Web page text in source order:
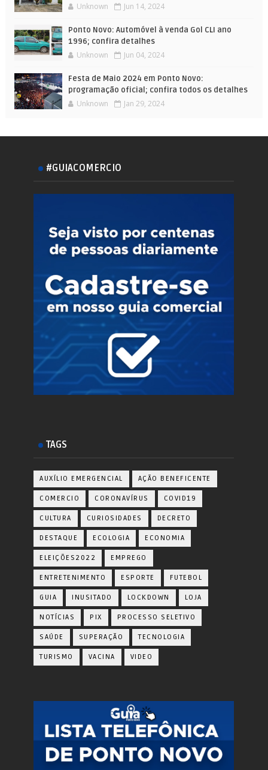
Unknown Jun 14, 2024
Ponto Novo: Automóvel à venda Gol CLI ano
1996; confira detalhes
Unknown Jun 04, 2024
Festa de Maio 2024 em Ponto Novo:
programação oficial; confira todos os detalhes
Unknown Jan 29, 2024
#GUIACOMERCIO
TAGS
AUXÍLIO EMERGENCIAL AÇÃO BENEFICENTE
COMERCIO CORONAVÍRUS COVID19
CULTURA CURIOSIDADES DECRETO
DESTAQUE ECOLOGIA ECONOMIA
ELEIÇÕES2022 EMPREGO
ENTRETENIMENTO ESPORTE FUTEBOL
GUIA INUSITADO LOCKDOWN LOJA
NOTÍCIAS PIX PROCESSO SELETIVO
SAÚDE SUPERAÇÃO TECNOLOGIA
TURISMO VACINA VIDEO